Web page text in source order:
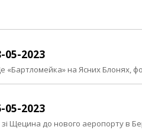
2023
«Бартломейка» на Ясних Блонях,
2023
Щецина до нового аеропорту в